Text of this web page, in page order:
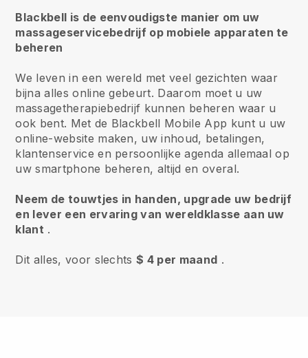
Blackbell is de eenvoudigste manier om uw
massageservicebedrijf op mobiele apparaten te
beheren
We leven in een wereld met veel gezichten waar
bijna alles online gebeurt. Daarom moet u uw
massagetherapiebedrijf kunnen beheren waar u
ook bent. Met de Blackbell Mobile App kunt u uw
online-website maken, uw inhoud, betalingen,
klantenservice en persoonlijke agenda allemaal op
uw smartphone beheren, altijd en overal.
Neem de touwtjes in handen, upgrade uw bedrijf
en lever een ervaring van wereldklasse aan uw
klant .
Dit alles, voor slechts$ 4 per maand .